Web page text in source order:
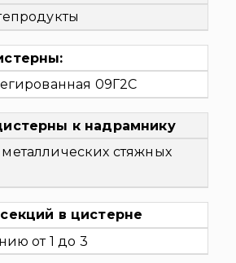
09Г2С
к надрамнику
стяжных
в цистерне
от 1 до 3